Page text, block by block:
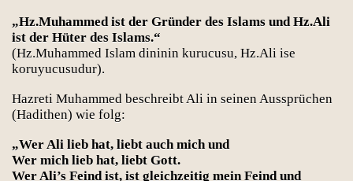
„Hz.Muhammed ist der Gründer des Islams und Hz.Ali
ist der Hüter des Islams.“
(Hz.Muhammed Islam dininin kurucusu, Hz.Ali ise
koruyucusudur).
Hazreti Muhammed beschreibt Ali in seinen Aussprüchen
(Hadithen) wie folg:
„Wer Ali lieb hat, liebt auch mich und
Wer mich lieb hat, liebt Gott.
Wer Ali’s Feind ist, ist gleichzeitig mein Feind und